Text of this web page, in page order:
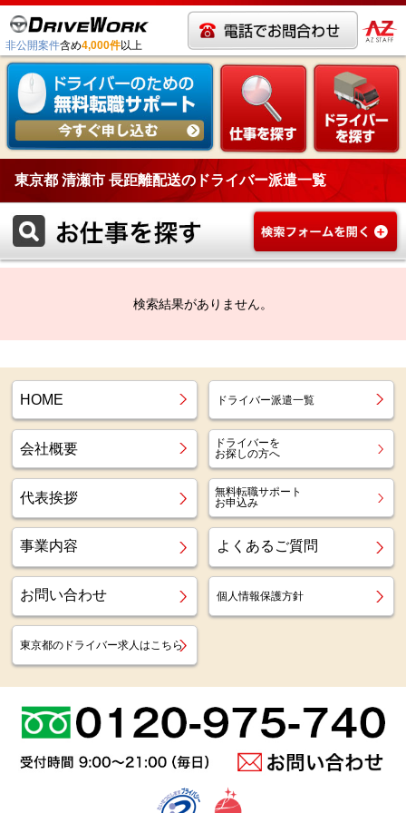
非公開案件含め4,000件以上
東京都 清瀬市 長距離配送のドライバー派遣一覧
検索結果がありません。
HOME ドライバー派遣一覧
会社概要
ドライバーを
お探しの方へ
代表挨拶
無料転職サポート
お申込み
事業内容 よくあるご質問
お問い合わせ 個人情報保護方針
東京都のドライバー求人はこちら